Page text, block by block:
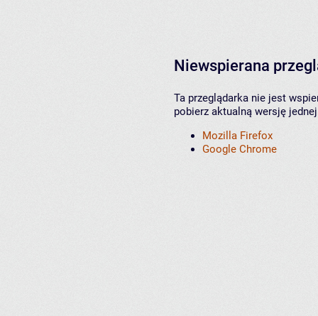
Niewspierana
Ta przeglądarka nie jest
pobierz aktualną wersję
Mozilla Firefox
Google Chrome